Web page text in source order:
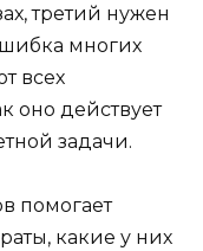
третий нужен
многих
всех
оно действует
задачи.
помогает
какие у них